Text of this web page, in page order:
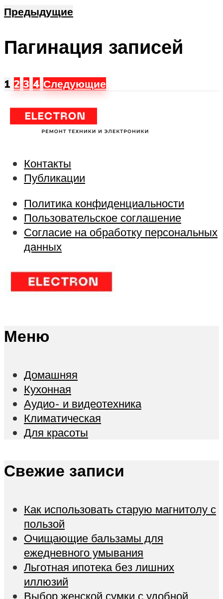
Предыдущие
Пагинация записей
1 2 3 4 Следующие
Контакты
Публикации
Политика конфиденциальности
Пользовательское соглашение
Согласие на обработку персональных
данных
Меню
Домашняя
Кухонная
Аудио- и видеотехника
Климатическая
Для красоты
Свежие записи
Как использовать старую магнитолу с
пользой
Очищающие бальзамы для
ежедневного умывания
Льготная ипотека без лишних
иллюзий
Выбор женской сумки с удобной